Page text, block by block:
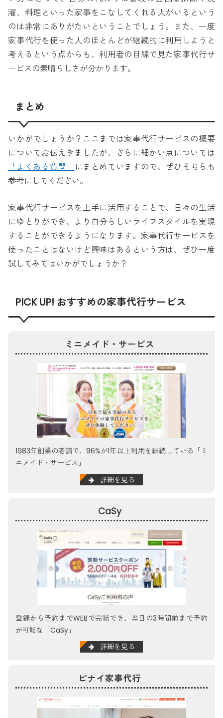
濯、料理といった家事をこなしてくれる人がいるという
のは非常にありがたいということでしょう。また、一度
家事代行を使った人のほとんどが継続的に利用しようと
考えるという点からも、利用者の目線で見た家事代行サ
ービスの素晴らしさが分かります。
まとめ
いかがでしょうか？ここまでは家事代行サービスの概要
についてお伝えきましたが、さらに細かい点については
「よくある質問」
にまとめていますので、ぜひそちらも
参考にしてください。
家事代行サービスを上手に活用することで、日々の生活
にゆとりができ、より自分らしいライフスタイルを実現
することができるようになります。家事代行サービスを
使ったことはないけど興味はあるという方は、ぜひ一度
試してみてはいかがでしょうか？
PICK UP! おすすめの家事代行サービス
ミニメイド・サービス
1983年創業の老舗で、96%が1年以上利用を継続している「ミ
ニメイド・サービス」
詳細を見る
CaSy
登録から予約までWEBで完結でき、当日の3時間前まで予約
が可能な「CaSy」
詳細を見る
ピナイ家事代行